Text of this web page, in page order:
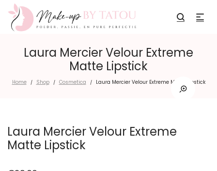
Laura Mercier Velour Extreme
Matte Lipstick
Home / Shop / Cosmetica / Laura Mercier Velour Extreme Matte Lipstick
Laura Mercier Velour Extreme
Matte Lipstick